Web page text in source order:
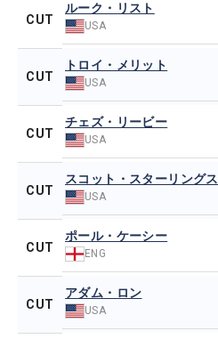
CUT
ルーク・リスト
USA
CUT
トロイ・メリット
USA
CUT
チェズ・リービー
USA
CUT
スコット・スターリングス
USA
CUT
ポール・ケーシー
ENG
CUT
アダム・ロン
USA